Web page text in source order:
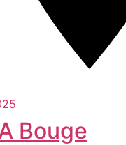
Bouge